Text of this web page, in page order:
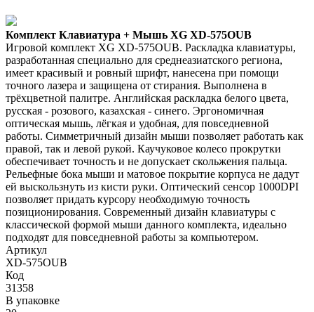
Комплект Клавиатура + Мышь XG XD-575OUB
Игровой комплект XG XD-575OUB. Раскладка клавиатуры,
разработанная специально для среднеазиатского региона,
имеет красивый и ровный шрифт, нанесена при помощи
точного лазера и защищена от стирания. Выполнена в
трёхцветной палитре. Английская раскладка белого цвета,
русская - розового, казахская - синего. Эргономичная
оптическая мышь, лёгкая и удобная, для повседневной
работы. Симметричный дизайн мыши позволяет работать как
правой, так и левой рукой. Каучуковое колесо прокрутки
обеспечивает точность и не допускает скольжения пальца.
Рельефные бока мыши и матовое покрытие корпуса не дадут
ей выскользнуть из кисти руки. Оптический сенсор 1000DPI
позволяет придать курсору необходимую точность
позиционирования. Современный дизайн клавиатуры с
классической формой мыши данного комплекта, идеально
подходят для повседневной работы за компьютером.
Артикул
XD-575OUB
Код
31358
В упаковке